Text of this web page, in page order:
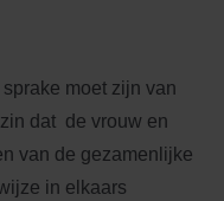
moet zijn van
dat de vrouw en
van de gezamenlijke
in elkaars